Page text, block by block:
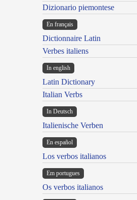
Dizionario piemontese
En français
Dictionnaire Latin
Verbes italiens
In english
Latin Dictionary
Italian Verbs
In Deutsch
Italienische Verben
En español
Los verbos italianos
Em portugues
Os verbos italianos